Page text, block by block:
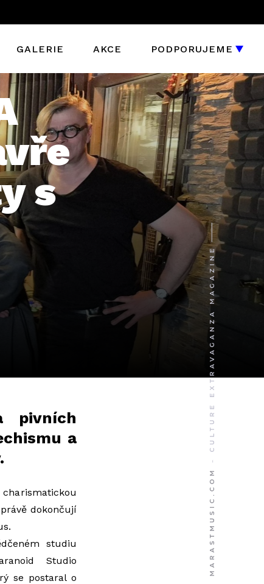
GALERIE AKCE PODPORUJEME
s
pivních
a
dokončují
studiu
Studio
se postaral o